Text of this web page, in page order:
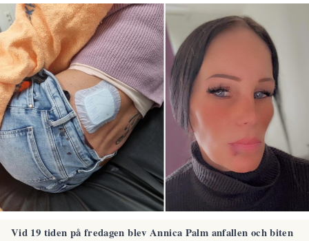
Vid 19 tiden på fredagen blev Annica Palm anfallen och biten